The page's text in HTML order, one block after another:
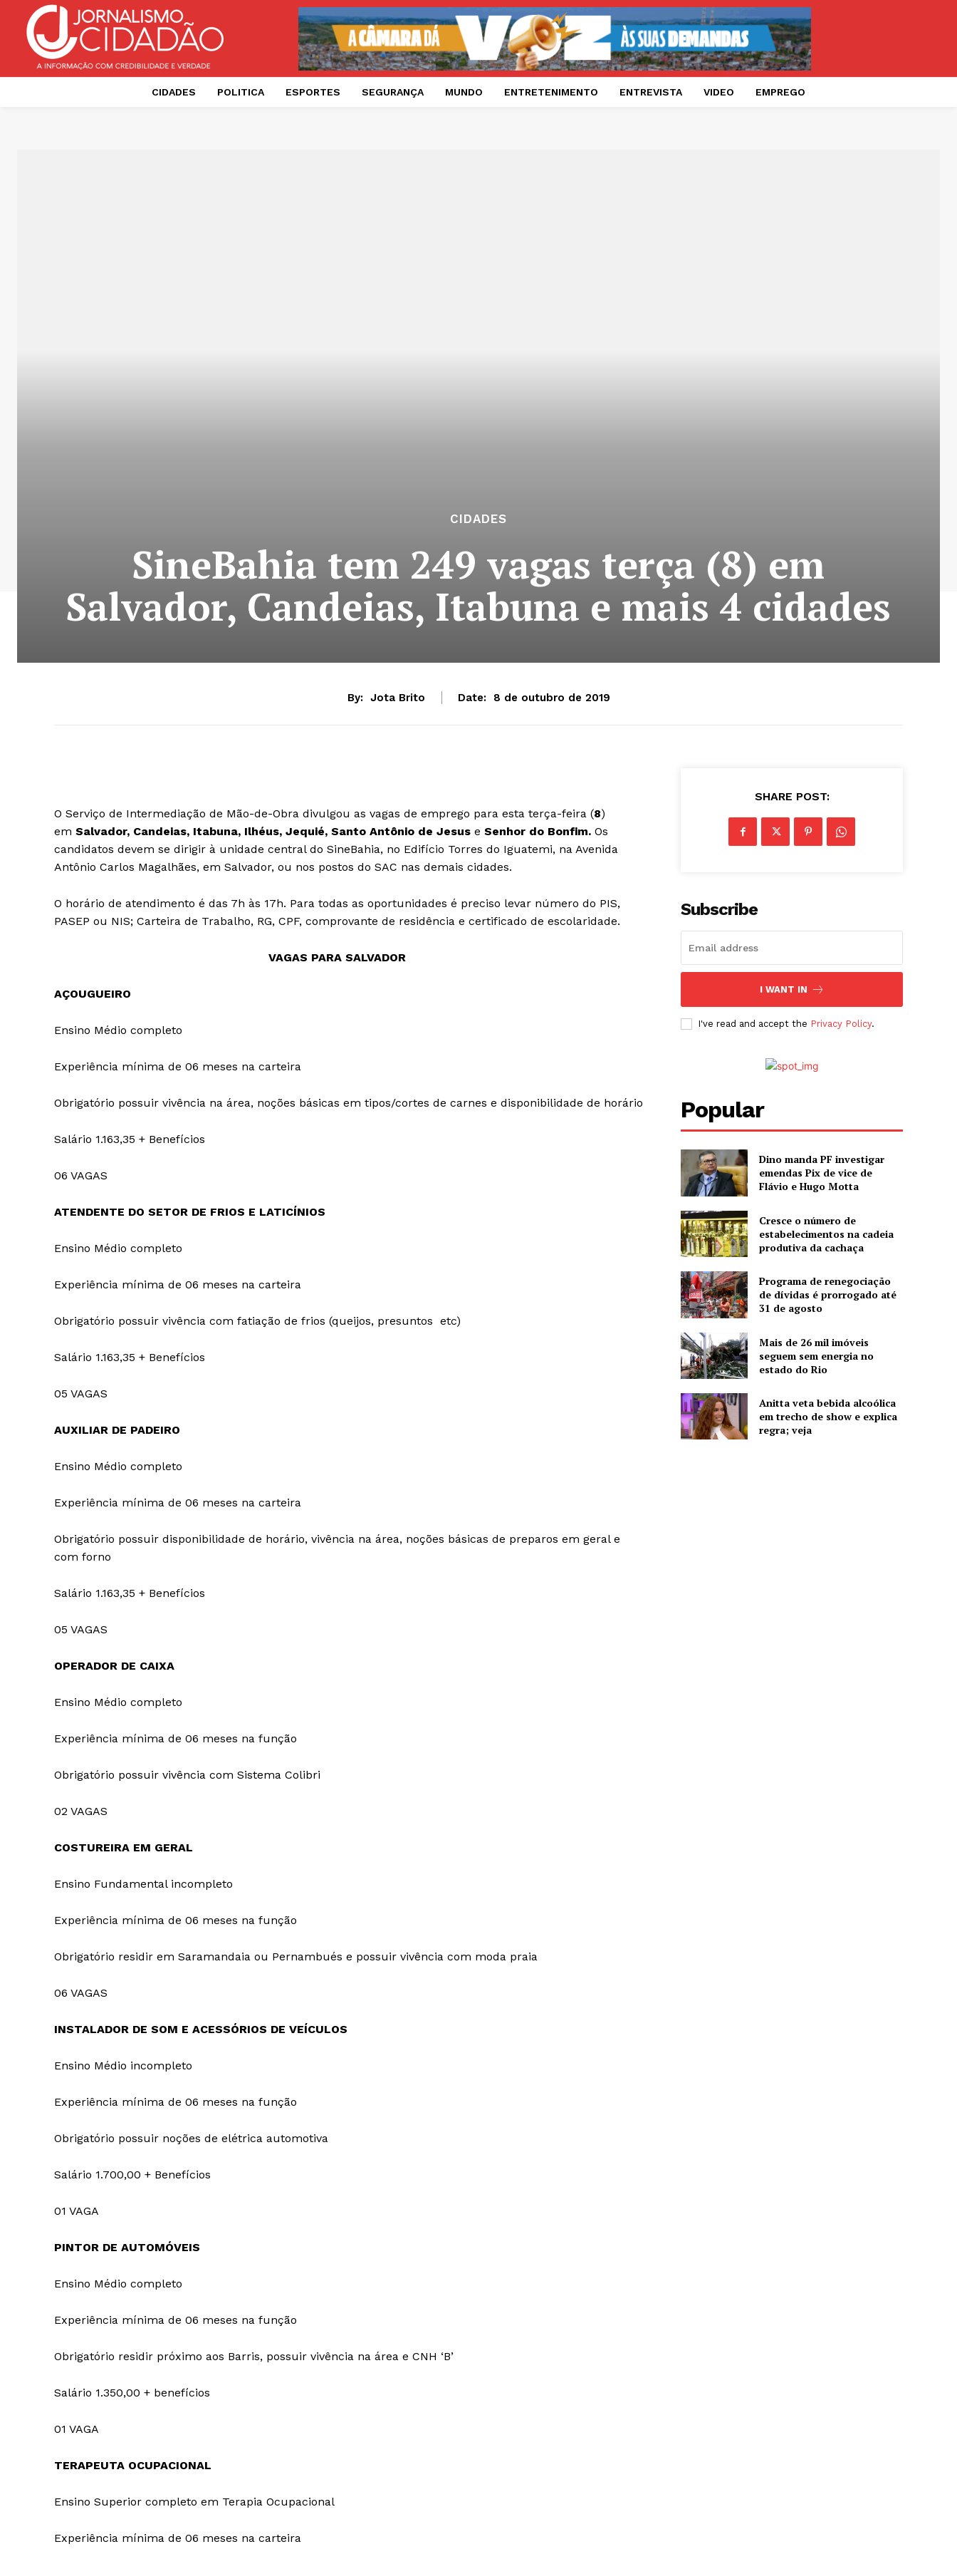
CIDADES POLITICA ESPORTES SEGURANÇA MUNDO ENTRETENIMENTO ENTREVISTA VIDEO EMPREGO
CIDADES
SineBahia tem 249 vagas terça (8) em
Salvador, Candeias, Itabuna e mais 4 cidades
By: Jota Brito Date: 8 de outubro de 2019
O Serviço de Intermediação de Mão-de-Obra divulgou as vagas de emprego para esta terça-feira (8)
em Salvador, Candeias, Itabuna, Ilhéus, Jequié, Santo Antônio de Jesus e Senhor do Bonfim. Os
candidatos devem se dirigir à unidade central do SineBahia, no Edifício Torres do Iguatemi, na Avenida
Antônio Carlos Magalhães, em Salvador, ou nos postos do SAC nas demais cidades.
O horário de atendimento é das 7h às 17h. Para todas as oportunidades é preciso levar número do PIS,
PASEP ou NIS; Carteira de Trabalho, RG, CPF, comprovante de residência e certificado de escolaridade.
VAGAS PARA SALVADOR
AÇOUGUEIRO
Ensino Médio completo
Experiência mínima de 06 meses na carteira
Obrigatório possuir vivência na área, noções básicas em tipos/cortes de carnes e disponibilidade de horário
Salário 1.163,35 + Benefícios
06 VAGAS
ATENDENTE DO SETOR DE FRIOS E LATICÍNIOS
Ensino Médio completo
Experiência mínima de 06 meses na carteira
Obrigatório possuir vivência com fatiação de frios (queijos, presuntos etc)
Salário 1.163,35 + Benefícios
05 VAGAS
AUXILIAR DE PADEIRO
Ensino Médio completo
Experiência mínima de 06 meses na carteira
Obrigatório possuir disponibilidade de horário, vivência na área, noções básicas de preparos em geral e
com forno
Salário 1.163,35 + Benefícios
05 VAGAS
OPERADOR DE CAIXA
Ensino Médio completo
Experiência mínima de 06 meses na função
Obrigatório possuir vivência com Sistema Colibri
02 VAGAS
COSTUREIRA EM GERAL
Ensino Fundamental incompleto
Experiência mínima de 06 meses na função
Obrigatório residir em Saramandaia ou Pernambués e possuir vivência com moda praia
06 VAGAS
INSTALADOR DE SOM E ACESSÓRIOS DE VEÍCULOS
Ensino Médio incompleto
Experiência mínima de 06 meses na função
Obrigatório possuir noções de elétrica automotiva
Salário 1.700,00 + Benefícios
01 VAGA
PINTOR DE AUTOMÓVEIS
Ensino Médio completo
Experiência mínima de 06 meses na função
Obrigatório residir próximo aos Barris, possuir vivência na área e CNH ‘B’
Salário 1.350,00 + benefícios
01 VAGA
TERAPEUTA OCUPACIONAL
Ensino Superior completo em Terapia Ocupacional
Experiência mínima de 06 meses na carteira
SHARE POST:
Subscribe
I WANT IN
I've read and accept the Privacy Policy.
Popular
Dino manda PF investigar
emendas Pix de vice de
Flávio e Hugo Motta
Cresce o número de
estabelecimentos na cadeia
produtiva da cachaça
Programa de renegociação
de dívidas é prorrogado até
31 de agosto
Mais de 26 mil imóveis
seguem sem energia no
estado do Rio
Anitta veta bebida alcoólica
em trecho de show e explica
regra; veja